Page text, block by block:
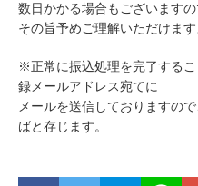
数日かかる場合もございますの
その旨予めご理解いただけま
※正常に振込処理を完了する
録メールアドレス宛てに
メールを送信しておりますの
ばと存じます。